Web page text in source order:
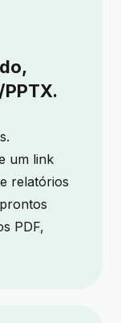
um link
relatórios
PDF,